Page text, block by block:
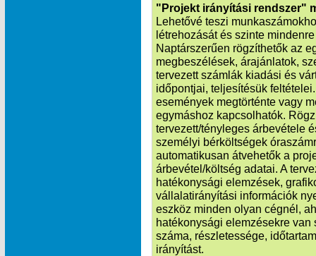
"Projekt irányítási rendszer"
Lehetővé teszi
létrehozását és szinte
Naptárszerűen rögzíthetők az
megbeszélések, árajánlatok,
tervezett számlák kiadási és
időpontjai, teljesítésük
események megtörténte vagy
egymáshoz kapcsolhatók.
tervezett/tényleges árbevétele
személyi bérköltségek
automatikusan átvehetők a
árbevétel/költség adatai. A
hatékonysági elemzések,
vállalatirányítási információk
eszköz minden olyan cégnél,
hatékonysági elemzésekre van
száma, részletessége,
irányítást.